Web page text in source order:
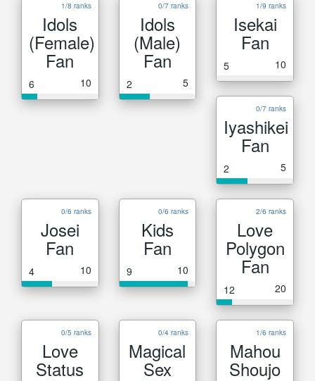
1/8 ranks
Idols
(Female)
Fan
6 10
0/7 ranks
Idols
(Male)
Fan
2 5
1/9 ranks
Isekai
Fan
5 10
0/7 ranks
Iyashikei
Fan
2 5
0/6 ranks
Josei
Fan
4 10
0/6 ranks
Kids
Fan
9 10
2/6 ranks
Love
Polygon
Fan
12 20
0/5 ranks
Love
Status
0/4 ranks
Magical
Sex
1/6 ranks
Mahou
Shoujo